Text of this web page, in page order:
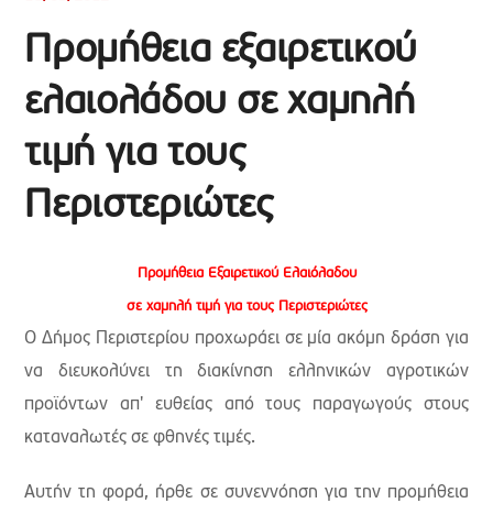
Προμήθεια εξαιρετικού
ελαιολάδου σε χαμηλή
τιμή για τους
Περιστεριώτες
Προμήθεια Εξαιρετικού Ελαιόλαδου
σε χαμηλή τιμή για τους Περιστεριώτες
Ο Δήμος Περιστερίου προχωράει σε μία ακόμη δράση για
να διευκολύνει τη διακίνηση ελληνικών αγροτικών
προϊόντων απ' ευθείας από τους παραγωγούς στους
καταναλωτές σε φθηνές τιμές.
Αυτήν τη φορά, ήρθε σε συνεννόηση για την προμήθεια